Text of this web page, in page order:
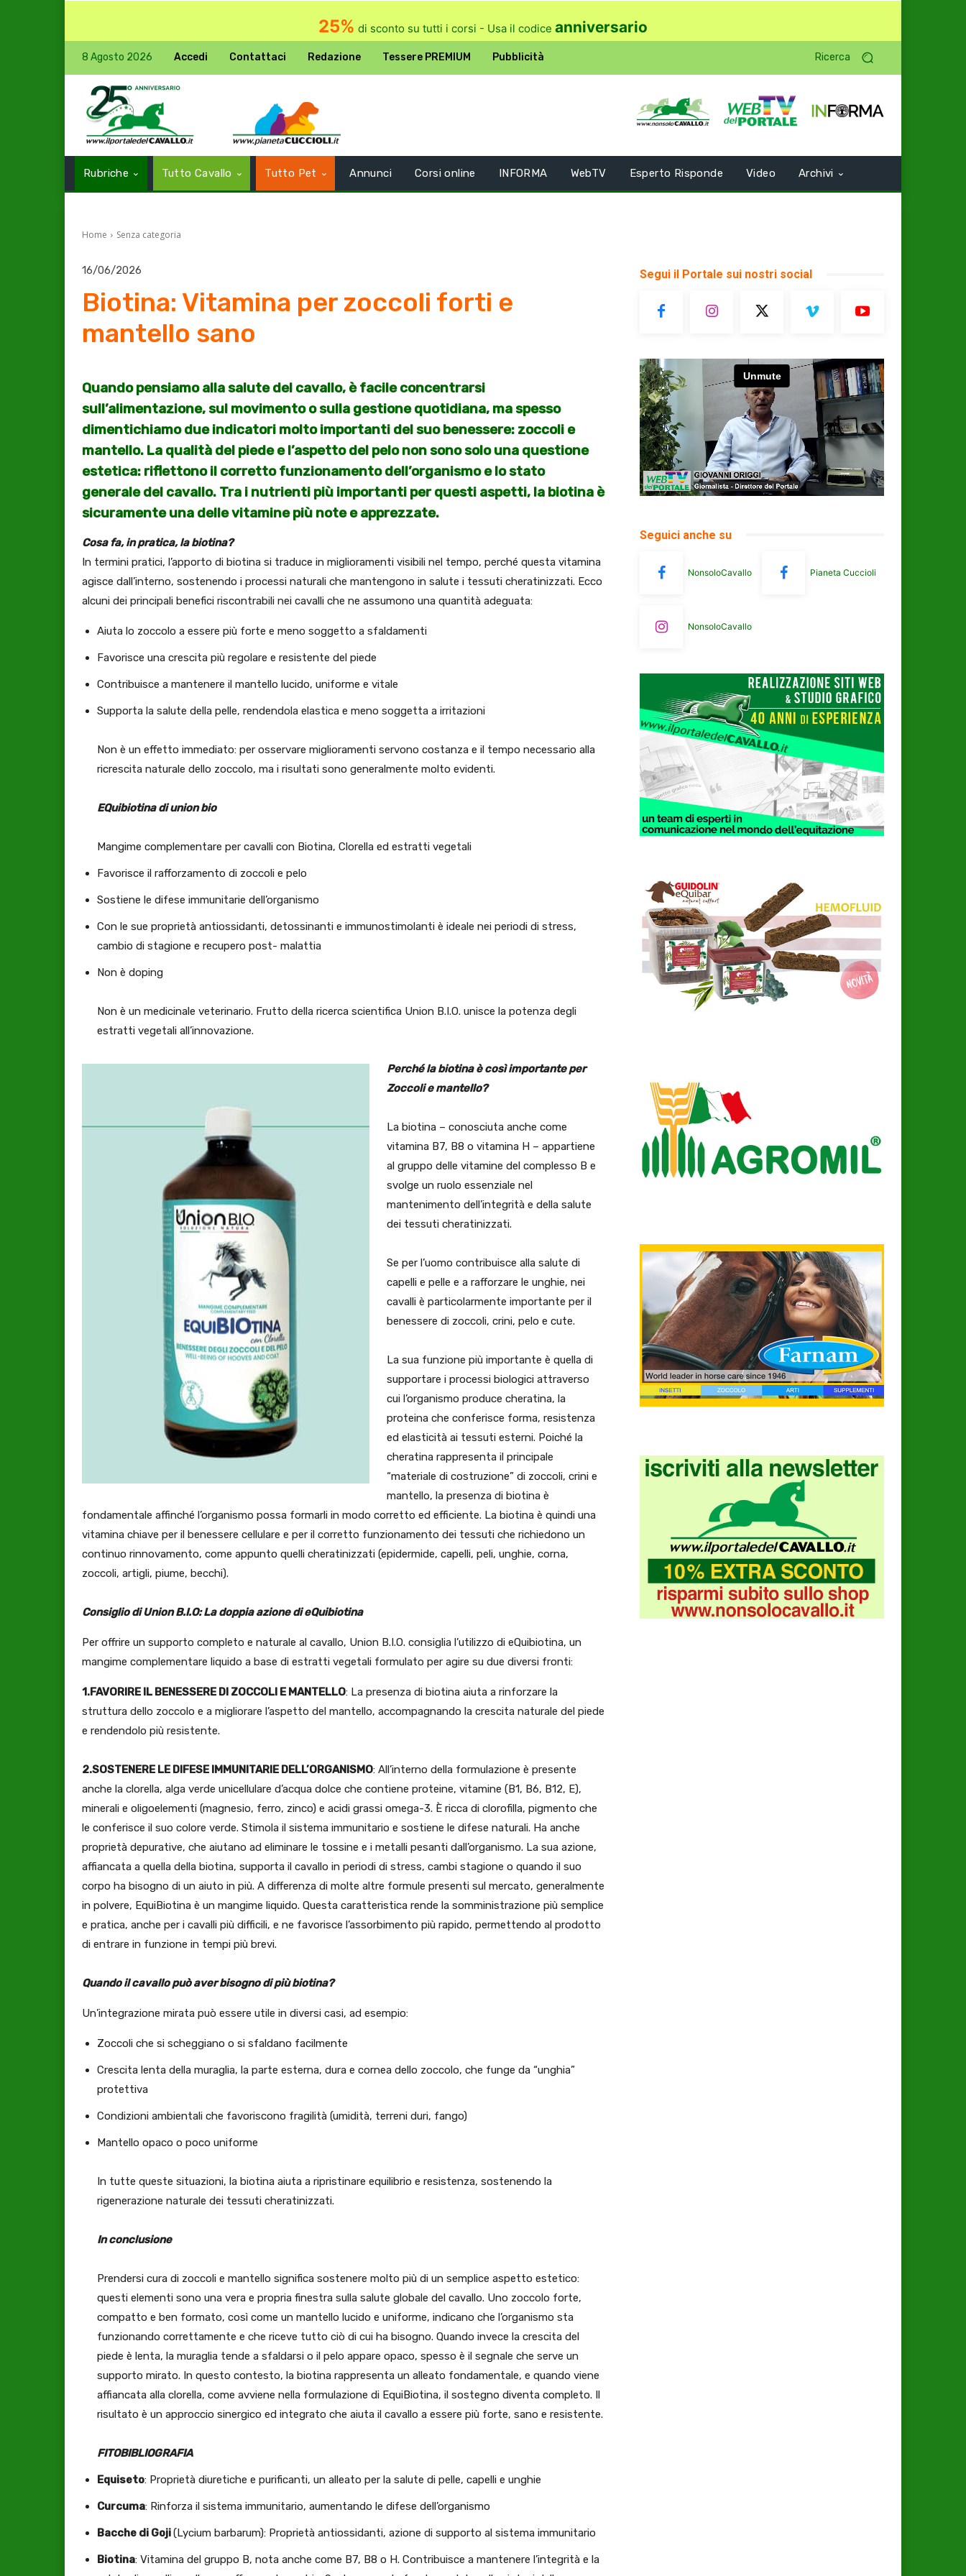
25% di sconto su tutti i corsi - Usa il codice anniversario
8 Agosto 2026 Accedi Contattaci Redazione Tessere PREMIUM Pubblicità Ricerca
Rubriche Tutto Cavallo Tutto Pet Annunci Corsi online INFORMA WebTV Esperto Risponde Video Archivi
Home Senza categoria
16/06/2026
Biotina: Vitamina per zoccoli forti e
mantello sano
Quando pensiamo alla salute del cavallo, è facile concentrarsi
sull’alimentazione, sul movimento o sulla gestione quotidiana, ma spesso
dimentichiamo due indicatori molto importanti del suo benessere: zoccoli e
mantello. La qualità del piede e l’aspetto del pelo non sono solo una questione
estetica: riflettono il corretto funzionamento dell’organismo e lo stato
generale del cavallo. Tra i nutrienti più importanti per questi aspetti, la biotina è
sicuramente una delle vitamine più note e apprezzate.
Cosa fa, in pratica, la biotina?
In termini pratici, l’apporto di biotina si traduce in miglioramenti visibili nel tempo, perché questa vitamina
agisce dall’interno, sostenendo i processi naturali che mantengono in salute i tessuti cheratinizzati. Ecco
alcuni dei principali benefici riscontrabili nei cavalli che ne assumono una quantità adeguata:
Aiuta lo zoccolo a essere più forte e meno soggetto a sfaldamenti
Favorisce una crescita più regolare e resistente del piede
Contribuisce a mantenere il mantello lucido, uniforme e vitale
Supporta la salute della pelle, rendendola elastica e meno soggetta a irritazioni
Non è un effetto immediato: per osservare miglioramenti servono costanza e il tempo necessario alla
ricrescita naturale dello zoccolo, ma i risultati sono generalmente molto evidenti.
EQuibiotina di union bio
Mangime complementare per cavalli con Biotina, Clorella ed estratti vegetali
Favorisce il rafforzamento di zoccoli e pelo
Sostiene le difese immunitarie dell’organismo
Con le sue proprietà antiossidanti, detossinanti e immunostimolanti è ideale nei periodi di stress,
cambio di stagione e recupero post- malattia
Non è doping
Non è un medicinale veterinario. Frutto della ricerca scientifica Union B.I.O. unisce la potenza degli
estratti vegetali all’innovazione.
Perché la biotina è così importante per
Zoccoli e mantello?
La biotina – conosciuta anche come
vitamina B7, B8 o vitamina H – appartiene
al gruppo delle vitamine del complesso B e
svolge un ruolo essenziale nel
mantenimento dell’integrità e della salute
dei tessuti cheratinizzati.
Se per l’uomo contribuisce alla salute di
capelli e pelle e a rafforzare le unghie, nei
cavalli è particolarmente importante per il
benessere di zoccoli, crini, pelo e cute.
La sua funzione più importante è quella di
supportare i processi biologici attraverso
cui l’organismo produce cheratina, la
proteina che conferisce forma, resistenza
ed elasticità ai tessuti esterni. Poiché la
cheratina rappresenta il principale
“materiale di costruzione” di zoccoli, crini e
mantello, la presenza di biotina è
fondamentale affinché l’organismo possa formarli in modo corretto ed efficiente. La biotina è quindi una
vitamina chiave per il benessere cellulare e per il corretto funzionamento dei tessuti che richiedono un
continuo rinnovamento, come appunto quelli cheratinizzati (epidermide, capelli, peli, unghie, corna,
zoccoli, artigli, piume, becchi).
Consiglio di Union B.I.O: La doppia azione di eQuibiotina
Per offrire un supporto completo e naturale al cavallo, Union B.I.O. consiglia l’utilizzo di eQuibiotina, un
mangime complementare liquido a base di estratti vegetali formulato per agire su due diversi fronti:
1.FAVORIRE IL BENESSERE DI ZOCCOLI E MANTELLO: La presenza di biotina aiuta a rinforzare la
struttura dello zoccolo e a migliorare l’aspetto del mantello, accompagnando la crescita naturale del piede
e rendendolo più resistente.
2.SOSTENERE LE DIFESE IMMUNITARIE DELL’ORGANISMO: All’interno della formulazione è presente
anche la clorella, alga verde unicellulare d’acqua dolce che contiene proteine, vitamine (B1, B6, B12, E),
minerali e oligoelementi (magnesio, ferro, zinco) e acidi grassi omega-3. È ricca di clorofilla, pigmento che
le conferisce il suo colore verde. Stimola il sistema immunitario e sostiene le difese naturali. Ha anche
proprietà depurative, che aiutano ad eliminare le tossine e i metalli pesanti dall’organismo. La sua azione,
affiancata a quella della biotina, supporta il cavallo in periodi di stress, cambi stagione o quando il suo
corpo ha bisogno di un aiuto in più. A differenza di molte altre formule presenti sul mercato, generalmente
in polvere, EquiBiotina è un mangime liquido. Questa caratteristica rende la somministrazione più semplice
e pratica, anche per i cavalli più difficili, e ne favorisce l’assorbimento più rapido, permettendo al prodotto
di entrare in funzione in tempi più brevi.
Quando il cavallo può aver bisogno di più biotina?
Un’integrazione mirata può essere utile in diversi casi, ad esempio:
Zoccoli che si scheggiano o si sfaldano facilmente
Crescita lenta della muraglia, la parte esterna, dura e cornea dello zoccolo, che funge da “unghia”
protettiva
Condizioni ambientali che favoriscono fragilità (umidità, terreni duri, fango)
Mantello opaco o poco uniforme
In tutte queste situazioni, la biotina aiuta a ripristinare equilibrio e resistenza, sostenendo la
rigenerazione naturale dei tessuti cheratinizzati.
In conclusione
Prendersi cura di zoccoli e mantello significa sostenere molto più di un semplice aspetto estetico:
questi elementi sono una vera e propria finestra sulla salute globale del cavallo. Uno zoccolo forte,
compatto e ben formato, così come un mantello lucido e uniforme, indicano che l’organismo sta
funzionando correttamente e che riceve tutto ciò di cui ha bisogno. Quando invece la crescita del
piede è lenta, la muraglia tende a sfaldarsi o il pelo appare opaco, spesso è il segnale che serve un
supporto mirato. In questo contesto, la biotina rappresenta un alleato fondamentale, e quando viene
affiancata alla clorella, come avviene nella formulazione di EquiBiotina, il sostegno diventa completo. Il
risultato è un approccio sinergico ed integrato che aiuta il cavallo a essere più forte, sano e resistente.
FITOBIBLIOGRAFIA
Equiseto: Proprietà diuretiche e purificanti, un alleato per la salute di pelle, capelli e unghie
Curcuma: Rinforza il sistema immunitario, aumentando le difese dell’organismo
Bacche di Goji(Lycium barbarum): Proprietà antiossidanti, azione di supporto al sistema immunitario
Biotina: Vitamina del gruppo B, nota anche come B7, B8 o H. Contribuisce a mantenere l’integrità e la
Segui il Portale sui nostri social
Seguici anche su
NonsoloCavallo Pianeta Cuccioli
NonsoloCavallo